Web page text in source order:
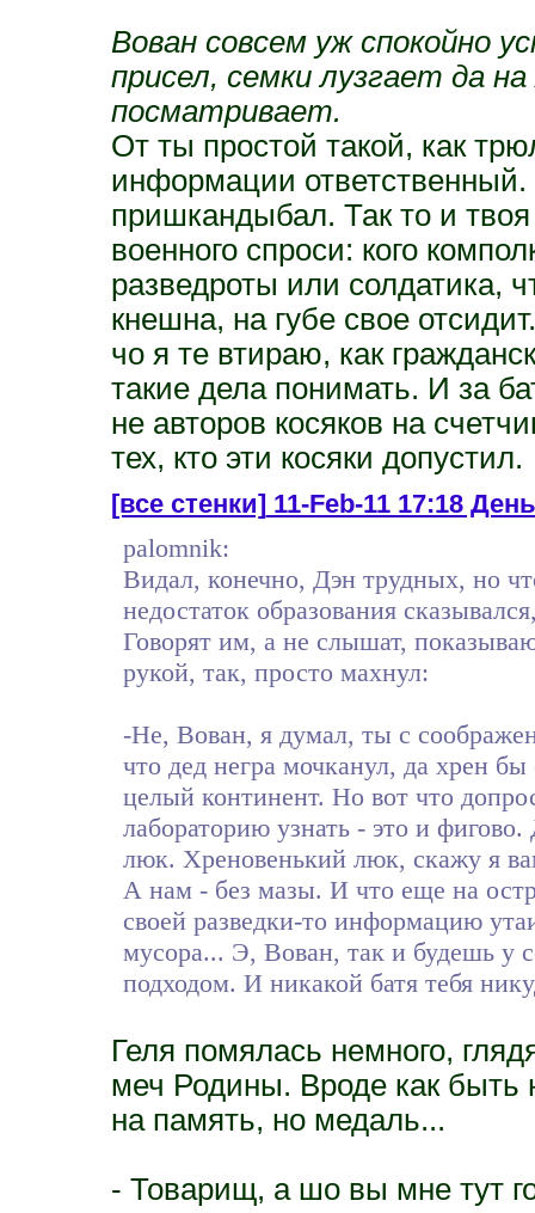
Вован совсем уж спокойно
присел, семки лузгает да
посматривает.
От ты простой такой, как
информации
пришкандыбал. Так то и
военного спроси: кого
разведроты или солдатика,
кнешна, на губе свое
чо я те втираю, как
такие дела понимать. И за
не авторов косяков на
тех, кто эти косяки допустил.
[все стенки]11-Feb-11 17:18
palomnik:
Видал, конечно, Дэн трудных, но
недостаток образования
Говорят им, а не слышат,
рукой, так, просто махнул:
-Не, Вован, я думал, ты с
что дед негра мочканул, да хрен
целый континент. Но вот что
лабораторию узнать - это и
люк. Хреновенький люк, скажу я
А нам - без мазы. И что еще на
своей разведки-то информацию
мусора... Э, Вован, так и будешь у
подходом. И никакой батя тебя
Геля помялась немного,
меч Родины. Вроде как быть
на память, но медаль...
- Товарищ, а шо вы мне тут